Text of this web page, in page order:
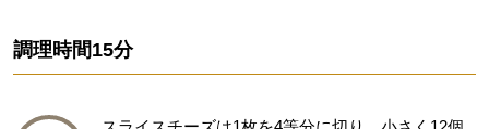
調理時間15分